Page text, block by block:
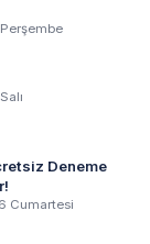
Deneme
Cumartesi